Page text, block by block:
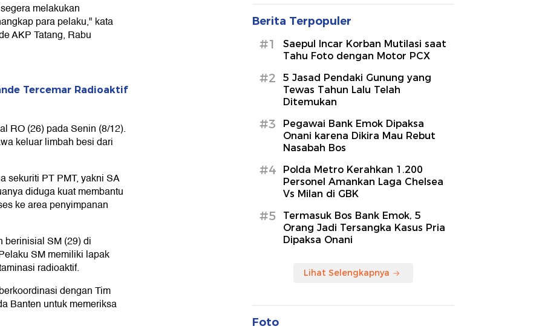
melakukan
para pelaku," kata
AKP Tatang, Rabu
Tercemar Radioaktif
RO (26) pada Senin (8/12).
keluar limbah besi dari
sekuriti PT PMT, yakni SA
diduga kuat membantu
ke area penyimpanan
berinisial SM (29) di
SM memiliki lapak
radioaktif.
dengan Tim
Banten untuk memeriksa
Berita Terpopuler
#1
Saepul Incar Korban Mutilasi saat
Tahu Foto dengan Motor PCX
#2
5 Jasad Pendaki Gunung yang
Tewas Tahun Lalu Telah
Ditemukan
#3
Pegawai Bank Emok Dipaksa
Onani karena Dikira Mau Rebut
Nasabah Bos
#4
Polda Metro Kerahkan 1.200
Personel Amankan Laga Chelsea
Vs Milan di GBK
#5
Termasuk Bos Bank Emok, 5
Orang Jadi Tersangka Kasus Pria
Dipaksa Onani
Lihat Selengkapnya
Foto